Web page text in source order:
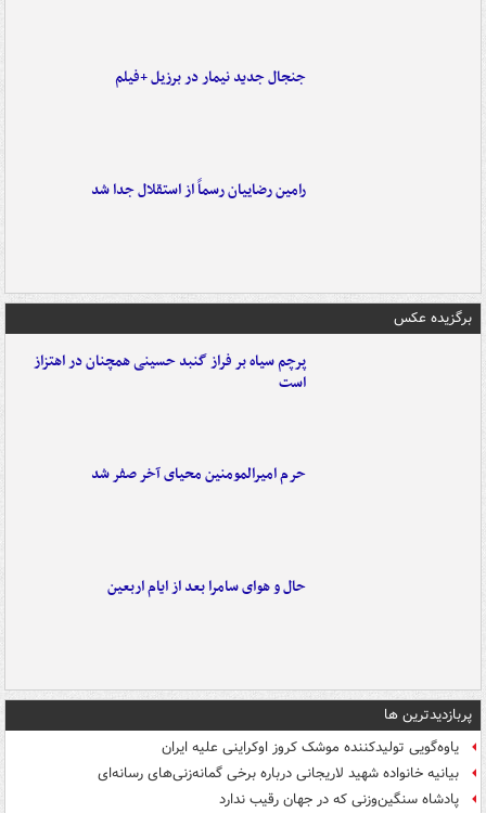
جنجال جدید نیمار در برزیل +فیلم
رامین رضاییان رسماً از استقلال جدا شد
برگزیده عکس
پرچم سیاه بر فراز گنبد حسینی همچنان در اهتزاز
است
حرم امیرالمومنین محیای آخر صفر شد
حال و هوای سامرا بعد از ایام اربعین
پربازدیدترین ها
یاوه‌گویی تولیدکننده موشک کروز اوکراینی علیه ایران
بیانیه خانواده شهید لاریجانی درباره برخی گمانه‌زنی‌های رسانه‌ای
پادشاه سنگین‌وزنی که در جهان رقیب ندارد